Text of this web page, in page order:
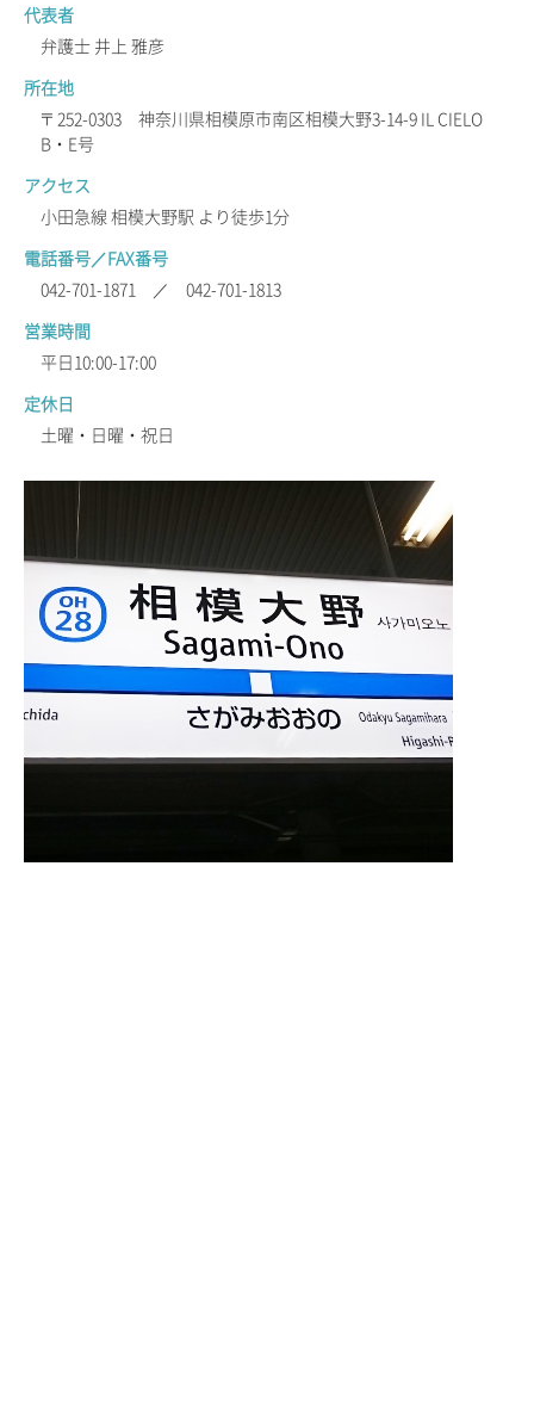
代表者
弁護士 井上 雅彦
所在地
〒252-0303 神奈川県相模原市南区相模大野3-14-9 IL CIELO
B・E号
アクセス
小田急線 相模大野駅 より徒歩1分
電話番号／FAX番号
042-701-1871 ／ 042-701-1813
営業時間
平日10:00-17:00
定休日
土曜・日曜・祝日